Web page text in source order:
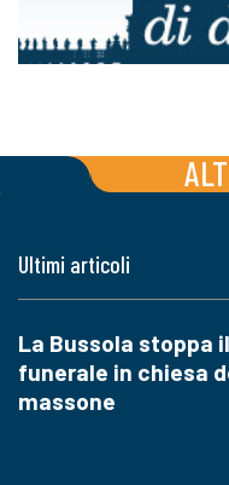
Ultimi articoli
La Bussola stoppa il
funerale in chiesa
massone